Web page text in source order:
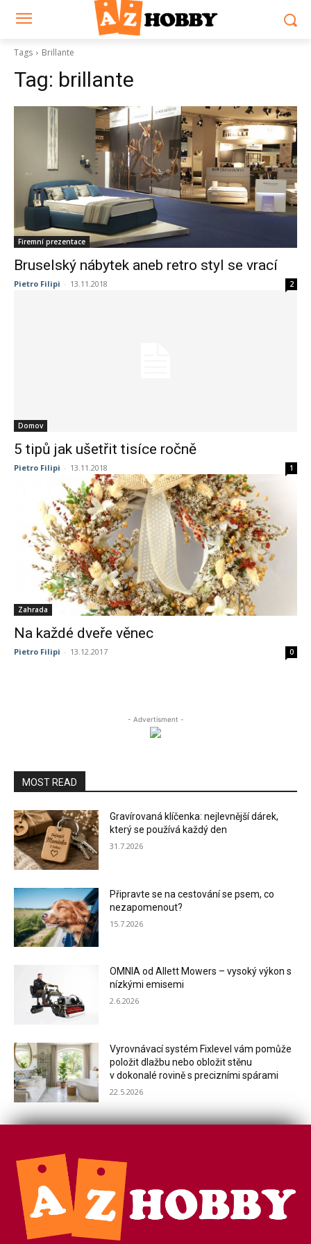
Tags Brillante
Tag: brillante
Firemní prezentace
Bruselský nábytek aneb retro styl se vrací
Pietro Filipi - 13.11.2018 2
Domov
5 tipů jak ušetřit tisíce ročně
Pietro Filipi - 13.11.2018 1
Zahrada
Na každé dveře věnec
Pietro Filipi - 13.12.2017 0
- Advertisment -
MOST READ
Gravírovaná klíčenka: nejlevnější dárek,
který se používá každý den
31.7.2026
Připravte se na cestování se psem, co
nezapomenout?
15.7.2026
OMNIA od Allett Mowers – vysoký výkon s
nízkými emisemi
2.6.2026
Vyrovnávací systém Fixlevel vám pomůže
položit dlažbu nebo obložit stěnu
v dokonalé rovině s precizními spárami
22.5.2026